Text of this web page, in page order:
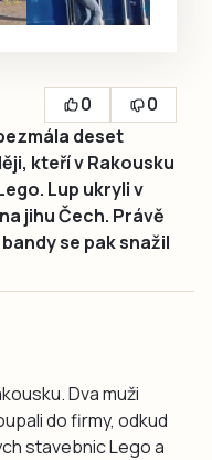
0
0
deset
kteří v Rakousku
Lup ukryli v
jihu Čech. Právě
se pak snažil
Dva muži
do firmy, odkud
stavebnic Lego a